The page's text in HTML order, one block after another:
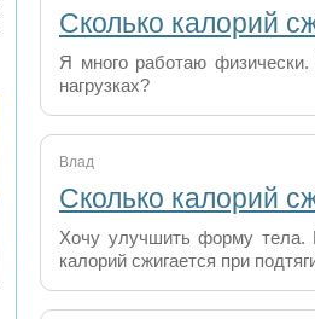
Сколько калорий
Я много работаю
нагрузках?
Влад
Сколько калорий
Хочу улучшить форму тела.
калорий сжигается при